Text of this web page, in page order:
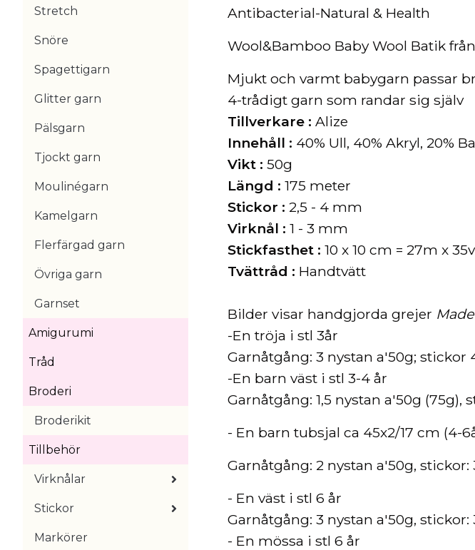
Stretch
Snöre
Spagettigarn
Glitter garn
Pälsgarn
Tjockt garn
Moulinégarn
Kamelgarn
Flerfärgad garn
Övriga garn
Garnset
Amigurumi
Tråd
Broderi
Broderikit
Tillbehör
Virknålar
Stickor
Markörer
Antibacterial-Natural & Health
Wool&Bamboo Baby Wool Batik
Mjukt och varmt babygarn passar
4-trådigt garn som randar sig själv
Tillverkare : Alize
Innehåll : 40% Ull, 40% Akryl, 20%
Vikt : 50g
Längd : 175 meter
Stickor : 2,5 - 4 mm
Virknål : 1 - 3 mm
Stickfasthet : 10 x 10 cm = 27m x 35v
Tvättråd : Handtvätt
Bilder visar handgjorda grejer
-En tröja i stl 3år
Garnåtgång: 3 nystan a'50g; stickor
-En barn väst i stl 3-4 år
Garnåtgång: 1,5 nystan a'50g (75g),
- En barn tubsjal ca 45x2/17 cm (4-
Garnåtgång: 2 nystan a'50g,
- En väst i stl 6 år
Garnåtgång: 3 nystan a'50g,
- En mössa i stl 6 år